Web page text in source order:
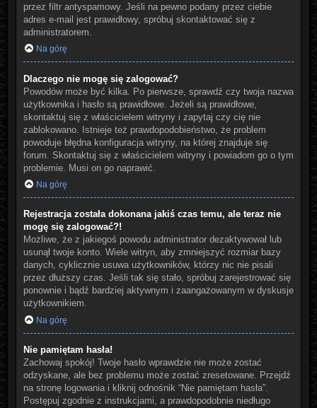
przez filtr antyspamowy. Jeśli na pewno podany przez ciebie
adres e-mail jest prawidłowy, spróbuj skontaktować się z
administratorem.
Na górę
Dlaczego nie mogę się zalogować?
Powodów może być kilka. Po pierwsze, sprawdź czy twoja nazwa
użytkownika i hasło są prawidłowe. Jeżeli są prawidłowe,
skontaktuj się z właścicielem witryny i zapytaj czy cię nie
zablokowano. Istnieje też prawdopodobieństwo, że problem
powoduje błędna konfiguracja witryny, na której znajduje się
forum. Skontaktuj się z właścicielem witryny i powiadom go o tym
problemie. Musi on go naprawić.
Na górę
Rejestracja została dokonana jakiś czas temu, ale teraz nie
mogę się zalogować?!
Możliwe, że z jakiegoś powodu administrator dezaktywował lub
usunął twoje konto. Wiele witryn, aby zmniejszyć rozmiar bazy
danych, cyklicznie usuwa użytkowników, którzy nic nie pisali
przez dłuższy czas. Jeśli tak się stało, spróbuj zarejestrować się
ponownie i bądź bardziej aktywnym i zaangażowanym w dyskusje
użytkownikiem.
Na górę
Nie pamiętam hasła!
Zachowaj spokój! Twoje hasło wprawdzie nie może zostać
odzyskane, ale bez problemu może zostać zresetowane. Przejdź
na stronę logowania i kliknij odnośnik “Nie pamiętam hasła”.
Postępuj zgodnie z instrukcjami, a prawdopodobnie niedługo